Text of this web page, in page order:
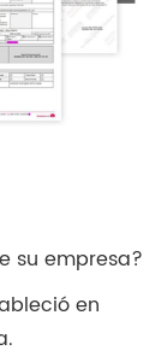
su empresa?
en